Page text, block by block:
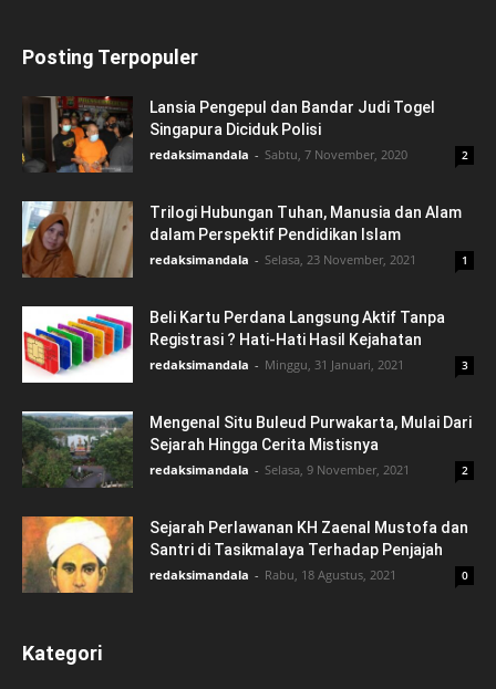
Posting Terpopuler
Lansia Pengepul dan Bandar Judi Togel
Singapura Diciduk Polisi
redaksimandala - Sabtu, 7 November, 2020 2
Trilogi Hubungan Tuhan, Manusia dan Alam
dalam Perspektif Pendidikan Islam
redaksimandala - Selasa, 23 November, 2021 1
Beli Kartu Perdana Langsung Aktif Tanpa
Registrasi ? Hati-Hati Hasil Kejahatan
redaksimandala - Minggu, 31 Januari, 2021 3
Mengenal Situ Buleud Purwakarta, Mulai Dari
Sejarah Hingga Cerita Mistisnya
redaksimandala - Selasa, 9 November, 2021 2
Sejarah Perlawanan KH Zaenal Mustofa dan
Santri di Tasikmalaya Terhadap Penjajah
redaksimandala - Rabu, 18 Agustus, 2021 0
Kategori